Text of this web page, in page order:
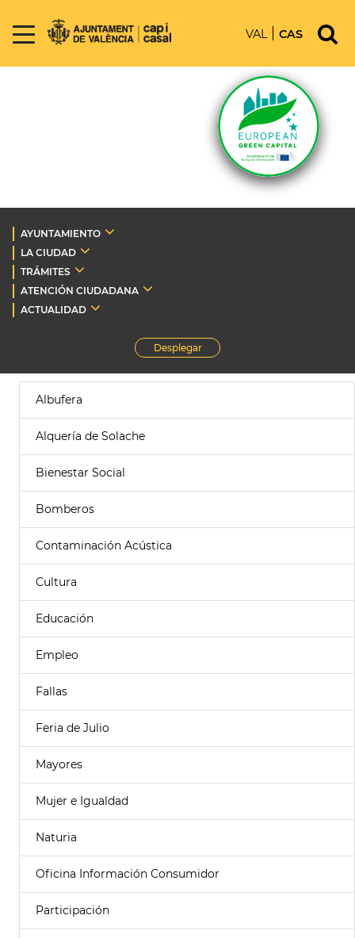
VAL CAS
AYUNTAMIENTO
LA CIUDAD
TRÁMITES
ATENCIÓN CIUDADANA
ACTUALIDAD
Desplegar
Albufera
Alquería de Solache
Bienestar Social
Bomberos
Contaminación Acústica
Cultura
Educación
Empleo
Fallas
Feria de Julio
Mayores
Mujer e Igualdad
Naturia
Oficina Información Consumidor
Participación